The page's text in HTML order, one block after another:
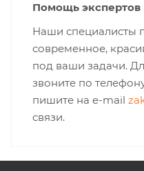
Помощь экспертов
Наши специалисты
современное,
под ваши задачи.
звоните по
пишите на e-mail
связи.